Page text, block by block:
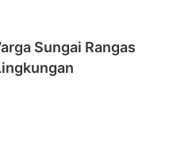
Sungai Rangas